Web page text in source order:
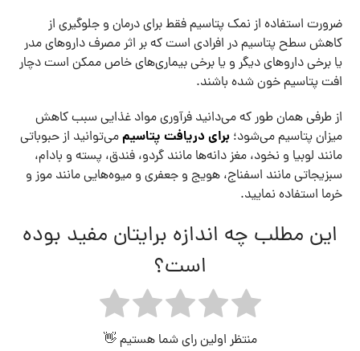
ضرورت استفاده از نمک پتاسیم فقط برای درمان و جلوگیری از
کاهش سطح پتاسیم در افرادی است که بر اثر مصرف داروهای مدر
یا برخی داروهای دیگر و یا برخی بیماری‌های خاص ممکن است دچار
افت پتاسیم خون شده باشند.
از طرفی همان طور که می‌دانید فرآوری مواد غذایی سبب کاهش
میزان پتاسیم می‌شود؛برای دریافت پتاسیممی‌توانید از حبوباتی
مانند لوبیا و نخود، مغز دانه‌ها مانند گردو، فندق، پسته و بادام،
سبزیجاتی مانند اسفناج، هویج و جعفری و میوه‌هایی مانند موز و
خرما استفاده نمایید.
این مطلب چه اندازه برایتان مفید بوده
است؟
منتظر اولین رای شما هستیم 👋